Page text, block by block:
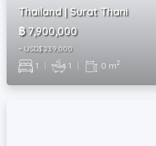
Thailand | Surat Thani
฿ 7,900,000
~ USD$ 239,000
1 | 1 | 0 m2